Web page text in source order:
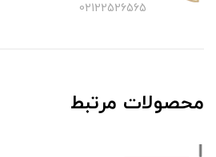
02122526565
محصولات مرتبط